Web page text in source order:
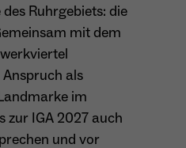
des
Ruhrgebiets: die
mit dem
als
im
zur IGA 2027 auch
und vor